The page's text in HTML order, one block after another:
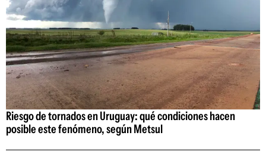
Riesgo de tornados en Uruguay: qué condiciones hacen
posible este fenómeno, según Metsul